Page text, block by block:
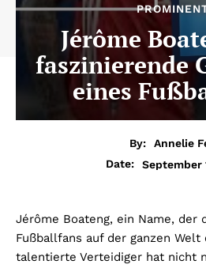
Jérôme
faszinierende
eines
By:
Annelie
Date:
September
Jérôme Boateng, ein Name, der
Fußballfans auf der ganzen
talentierte Verteidiger hat nicht